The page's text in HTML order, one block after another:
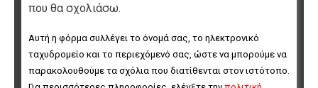
που θα σχολιάσω.
Αυτή η φόρμα συλλέγει το όνομά σας, το ηλεκτρονικό
ταχυδρομείο και το περιεχόμενό σας, ώστε να μπορούμε να
παρακολουθούμε τα σχόλια που διατίθενται στον ιστότοπο.